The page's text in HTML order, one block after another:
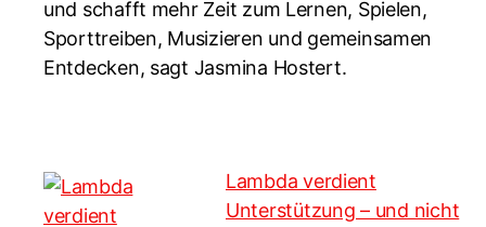
und schafft mehr Zeit zum Lernen, Spielen,
Sporttreiben, Musizieren und gemeinsamen
Entdecken, sagt Jasmina Hostert.
Lambda verdient
Unterstützung – und nicht